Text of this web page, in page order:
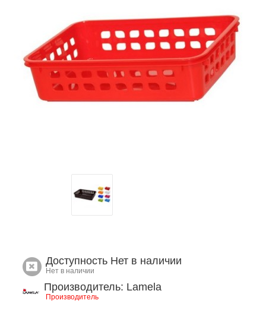
Доступность Нет в наличии
Нет в наличии
Производитель: Lamela
Производитель